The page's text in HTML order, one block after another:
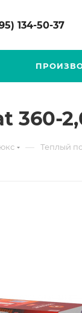
134-50-37
360-
— Теплый